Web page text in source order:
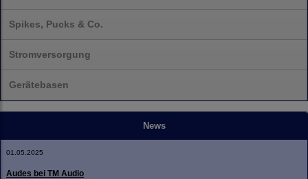
Spikes, Pucks & Co.
Stromversorgung
Gerätebasen
News
01.05.2025
Audes bei TM Audio